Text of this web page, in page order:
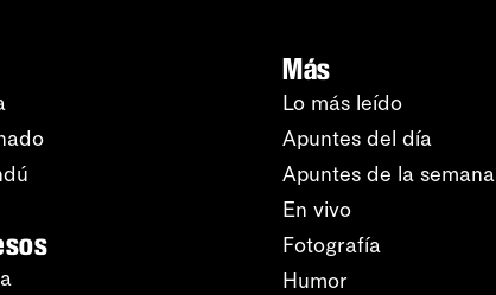
Más
Lo más leído
Apuntes del día
Apuntes de la semana
En vivo
Fotografía
Humor